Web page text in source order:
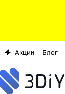
Акции Блог